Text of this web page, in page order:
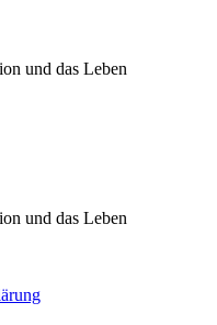
und das Leben
und das Leben